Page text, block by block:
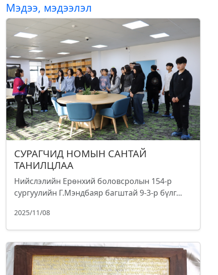
Мэдээ, мэдээлэл
СУРАГЧИД НОМЫН САНТАЙ
ТАНИЛЦЛАА
Нийслэлийн Ерөнхий боловсролын 154-р
сургуулийн Г.Мэндбаяр багштай 9-3-р бүлг...
2025/11/08